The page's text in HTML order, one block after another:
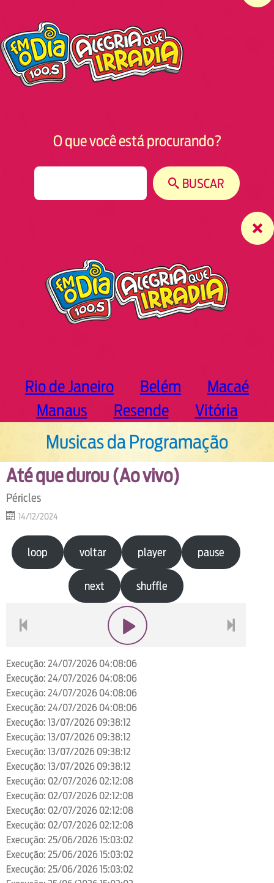
O que você está procurando?
BUSCAR
Rio de Janeiro Belém
Macaé
Manaus
Resende Vitória
Musicas da Programação
Até que durou (Ao vivo)
Péricles
14/12/2024
loop voltar player pause
next shuffle
Execução: 24/07/2026 04:08:06
Execução: 24/07/2026 04:08:06
Execução: 24/07/2026 04:08:06
Execução: 24/07/2026 04:08:06
Execução: 13/07/2026 09:38:12
Execução: 13/07/2026 09:38:12
Execução: 13/07/2026 09:38:12
Execução: 13/07/2026 09:38:12
Execução: 02/07/2026 02:12:08
Execução: 02/07/2026 02:12:08
Execução: 02/07/2026 02:12:08
Execução: 02/07/2026 02:12:08
Execução: 25/06/2026 15:03:02
Execução: 25/06/2026 15:03:02
Execução: 25/06/2026 15:03:02